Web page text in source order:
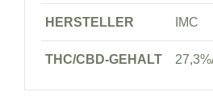
HERSTELLER IMC
THC/CBD-GEHALT